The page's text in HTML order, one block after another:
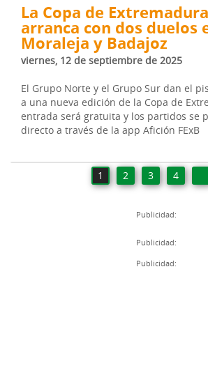
La Copa de Extremadura
arranca con dos duelos
Moraleja y Badajoz
viernes, 12 de septiembre de 2025
El Grupo Norte y el Grupo Sur dan el
a una nueva edición de la Copa de
entrada será gratuita y los partidos se
directo a través de la app Afición FExB
1 2 3 4
Publicidad:
Publicidad:
Publicidad: